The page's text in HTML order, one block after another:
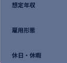
想定年収
雇用形態
休日・休暇